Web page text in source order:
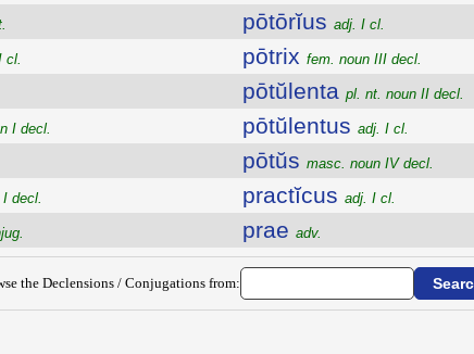
cl.
I decl.
decl.
pōtōrĭus adj. I cl.
pōtrix fem. noun III decl.
pōtŭlenta pl. nt. noun II decl.
pōtŭlentus adj. I cl.
pōtŭs masc. noun IV decl.
practĭcus adj. I cl.
prae adv.
the Declensions / Conjugations from: